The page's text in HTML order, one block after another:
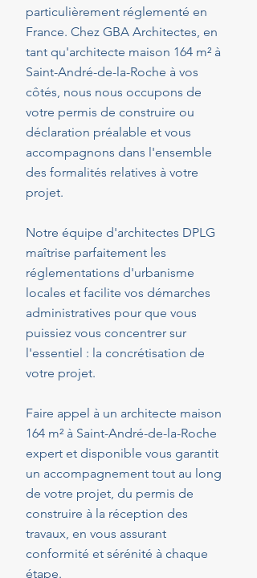
particulièrement réglementé en
France. Chez GBA Architectes, en
tant qu'architecte maison 164 m² à
Saint-André-de-la-Roche à vos
côtés, nous nous occupons de
votre permis de construire ou
déclaration préalable et vous
accompagnons dans l'ensemble
des formalités relatives à votre
projet.
Notre équipe d'architectes DPLG
maîtrise parfaitement les
réglementations d'urbanisme
locales et facilite vos démarches
administratives pour que vous
puissiez vous concentrer sur
l'essentiel : la concrétisation de
votre projet.
Faire appel à un architecte maison
164 m² à Saint-André-de-la-Roche
expert et disponible vous garantit
un accompagnement tout au long
de votre projet, du permis de
construire à la réception des
travaux, en vous assurant
conformité et sérénité à chaque
étape.